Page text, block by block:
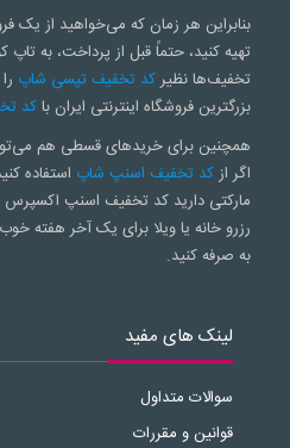
بنابراین هر زمان که می‌خواهید از یک
تهیه کنید، حتماً قبل از پرداخت، به
تخفیف‌ها نظیرکد تخفیف تپسی شاپ
بزرگترین فروشگاه اینترنتی ایران باکد
همچنین برای خریدهای قسطی هم
اگر ازکد تخفیف اسنپ شاپ استفاده
مارکتی دارید کد تخفیف اسنپ
رزرو خانه یا ویلا برای یک آخر هفته
به صرفه کنید.
لینک های مفید
سوالات متداول
قوانین و مقررات